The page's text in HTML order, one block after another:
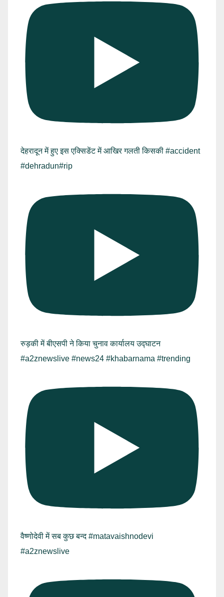
देहरादून में हुए इस एक्सिडेंट में आखिर गलती किसकी #accident
#dehradun#rip
रुड़की में बीएसपी ने किया चुनाव कार्यालय उद्घाटन
#a2znewslive #news24 #khabarnama #trending
वैष्णोदेवी में सब कुछ बन्द #matavaishnodevi
#a2znewslive